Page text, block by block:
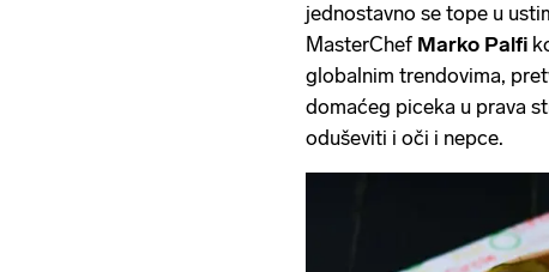
jednostavno se tope u
MasterChef Marko Palfi
globalnim trendovima,
domaćeg piceka u prava
oduševiti i oči i nepce.